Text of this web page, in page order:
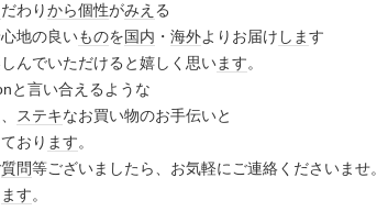
だわりから個性がみえ る
地の良いものを国内 ・ 海外よりお届け します
んでいただけると嬉しく思います。
と言い合えるような
ステキなお買い物のお手伝いと
おり ます。
質問等ございましたら、お気軽にご連絡くださいませ。
ます。